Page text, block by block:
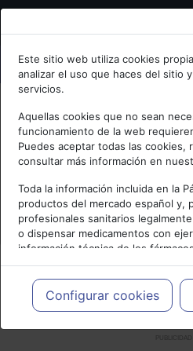
Bienvenid@ a
Escribe tu Email
Accede o regístrate con tu
Este sitio web utiliza cookies
analizar el uso que haces del sitio
servicios.
Aquellas cookies que no sean
funcionamiento de la web
Puedes aceptar todas las cookies,
consultar más información en
Toda la información incluida en la
productos del mercado español y,
profesionales sanitarios
o dispensar medicamentos con
información técnica de los
meramente informativo, siendo
profesionales facultados
cada caso concreto, el tratamiento
necesidades del paciente.
Configurar cookies